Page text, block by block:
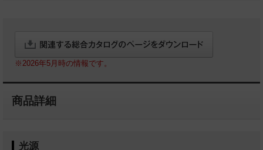
※2026年5月時の情報です。
商品詳細
光源